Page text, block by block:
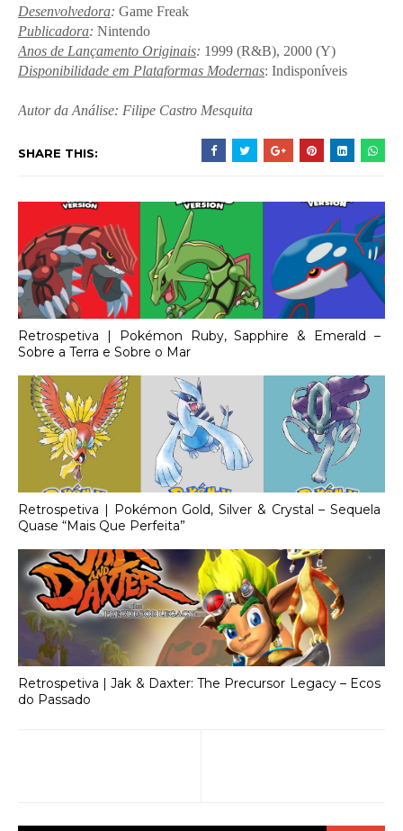
Desenvolvedora: Game Freak
Publicadora: Nintendo
Anos de Lançamento Originais: 1999 (R&B), 2000 (Y)
Disponibilidade em Plataformas Modernas: Indisponíveis
Autor da Análise: Filipe Castro Mesquita
SHARE THIS:
Retrospetiva | Pokémon Ruby, Sapphire & Emerald –
Sobre a Terra e Sobre o Mar
Retrospetiva | Pokémon Gold, Silver & Crystal – Sequela
Quase “Mais Que Perfeita”
Retrospetiva | Jak & Daxter: The Precursor Legacy – Ecos
do Passado